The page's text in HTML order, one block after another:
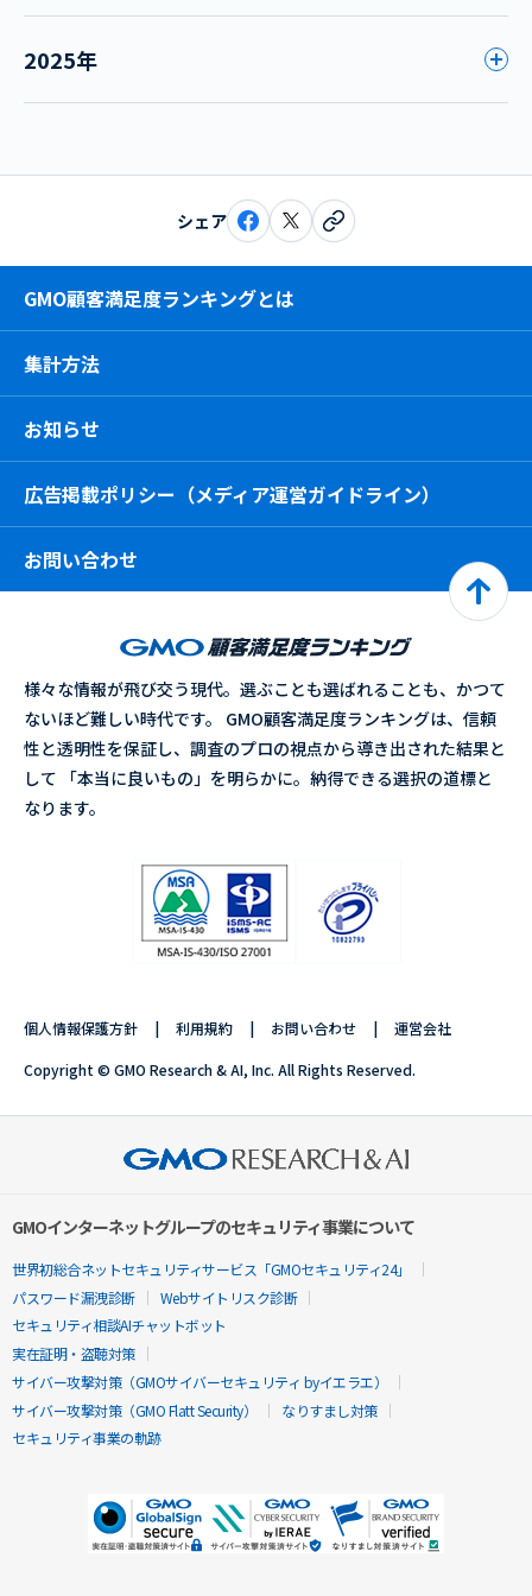
2025年
シェア
GMO顧客満足度ランキングとは
集計方法
お知らせ
広告掲載ポリシー（メディア運営ガイドライン）
お問い合わせ
様々な情報が飛び交う現代。選ぶことも選ばれることも、かつて
ないほど難しい時代です。 GMO顧客満足度ランキングは、信頼
性と透明性を保証し、調査のプロの視点から導き出された結果と
して 「本当に良いもの」を明らかに。納得できる選択の道標と
なります。
個人情報保護方針 利用規約 お問い合わせ 運営会社
Copyright © GMO Research & AI, Inc. All Rights Reserved.
GMOインターネットグループのセキュリティ事業について
世界初総合ネットセキュリティサービス「GMOセキュリティ24」
パスワード漏洩診断
Webサイトリスク診断
セキュリティ相談AIチャットボット
実在証明・盗聴対策
サイバー攻撃対策（GMOサイバーセキュリティ byイエラエ）
サイバー攻撃対策（GMO Flatt Security）
なりすまし対策
セキュリティ事業の軌跡